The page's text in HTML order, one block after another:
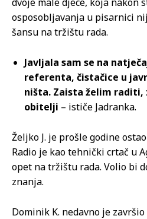
osposobljavanja u pisarnici
šansu na tržištu rada.
Javljala sam se na
referenta, čistačice u
ništa. Zaista želim raditi,
obitelji – ističe Jadranka.
Željko J. je prošle godine
Radio je kao tehnički crtač u
opet na tržištu rada. Volio bi
znanja.
Dominik K. nedavno je